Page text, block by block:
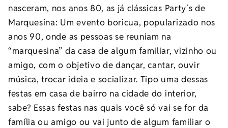
nasceram, nos anos 80, as já clássicas Party´s de
Marquesina: Um evento boricua, popularizado nos
anos 90, onde as pessoas se reuniam na
“marquesina” da casa de algum familiar, vizinho ou
amigo, com o objetivo de dançar, cantar, ouvir
música, trocar ideia e socializar. Tipo uma dessas
festas em casa de bairro na cidade do interior,
sabe? Essas festas nas quais você só vai se for da
família ou amigo ou vai junto de algum familiar o